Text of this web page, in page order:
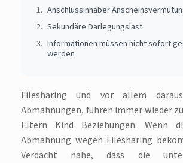
Anschlussinhaber
Sekundäre Darlegungslast
Informationen müssen nicht sofort
werden
Filesharing und vor allem
Abmahnungen, führen immer wieder
Eltern Kind Beziehungen. Wenn
Abmahnung wegen Filesharing
Verdacht nahe, dass die